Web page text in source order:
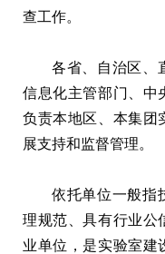
查工作。
各省、自治区、
信息化主管部门、中
负责本地区、本集团
展支持和监督管理。
依托单位一般指
理规范、具有行业公
业单位，是实验室建